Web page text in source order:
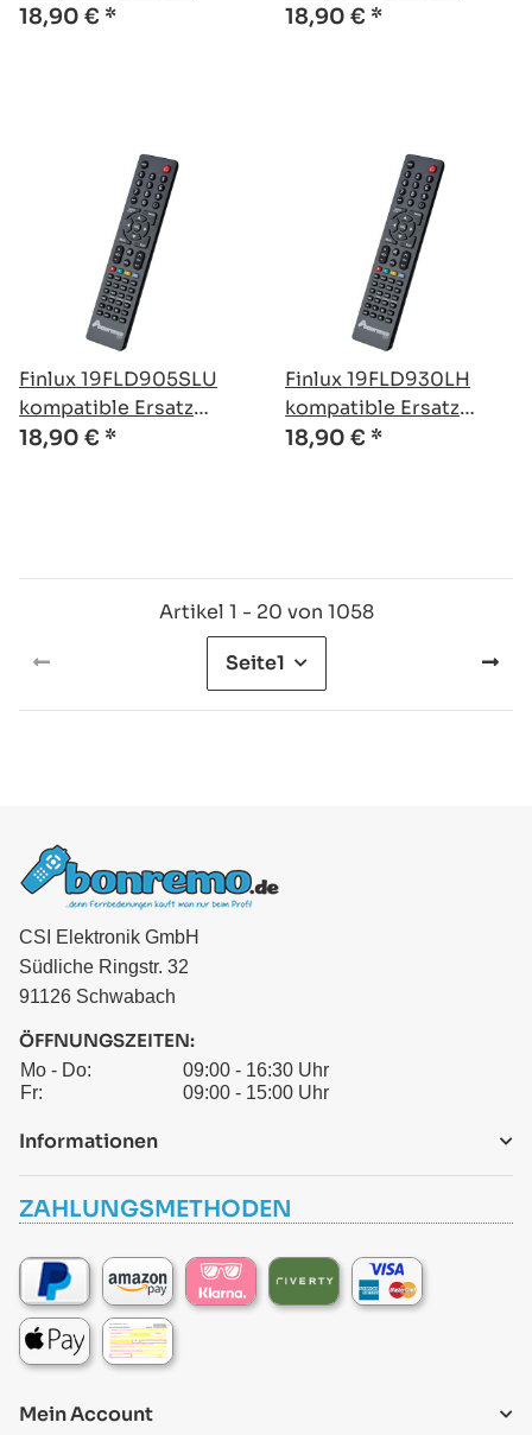
Fernbedienung
18,90 € *
Fernbedienung
18,90 € *
Finlux 19FLD905SLU
kompatible Ersatz
Fernbedienung
18,90 € *
Finlux 19FLD930LH
kompatible Ersatz
Fernbedienung
18,90 € *
Artikel 1 - 20 von 1058
Seite1
CSI Elektronik GmbH
Südliche Ringstr. 32
91126 Schwabach
ÖFFNUNGSZEITEN:
Mo - Do:
09:00 - 16:30 Uhr
Fr:
09:00 - 15:00 Uhr
Informationen
ZAHLUNGSMETHODEN
Mein Account